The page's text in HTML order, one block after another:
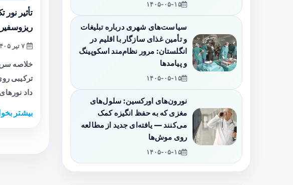
تأثیر
خلاصه
داد
بیشتر
۱۴۰۵-۰۵-۱۵
سیاست‌های شهری درباره تبلیغات
و تأمین غذای سازگار با اقلیم در
انگلستان: مرور نظام‌مند اسکوپینگ
و پیامدها
۱۴۰۵-۰۵-۱۵
نورون‌های اورکسین: سلول‌های
مغزی که به حفظ انگیزه کمک
می‌کنند — یافته‌ای جدید از مطالعه
روی موش‌ها
۱۴۰۵-۰۵-۱۵